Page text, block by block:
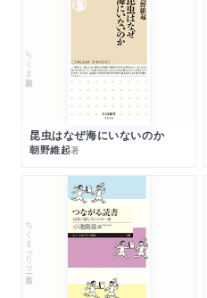
ちくま新書
昆虫はなぜ海にいないのか
朝野維起著
ちくまプリマー新書